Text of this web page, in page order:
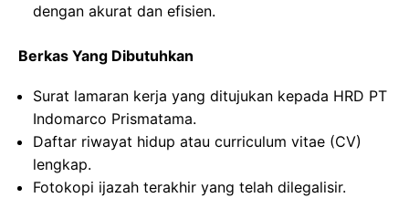
dengan akurat dan efisien.
Berkas Yang Dibutuhkan
Surat lamaran kerja yang ditujukan kepada HRD PT
Indomarco Prismatama.
Daftar riwayat hidup atau curriculum vitae (CV)
lengkap.
Fotokopi ijazah terakhir yang telah dilegalisir.